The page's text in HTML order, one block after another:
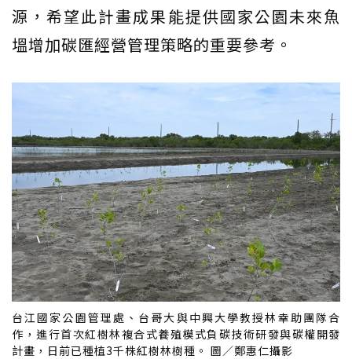
源，希望此計畫成果能提供國家公園未來魚
塭增加碳匯經營管理策略的重要參考。
台江國家公園管理處、台哥大與中興大學教授林幸助團隊合
作，進行首次紅樹林複合式養殖模式負碳技術研發與碳權開發
計畫，日前已種植3千株紅樹林樹種。 圖／鄭惠仁攝影